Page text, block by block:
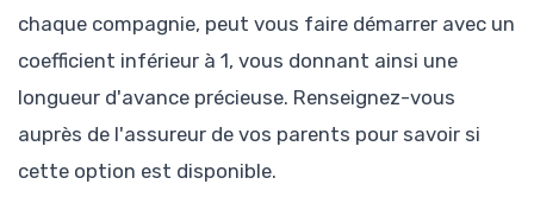
chaque compagnie, peut vous faire démarrer avec un
coefficient inférieur à 1, vous donnant ainsi une
longueur d'avance précieuse. Renseignez-vous
auprès de l'assureur de vos parents pour savoir si
cette option est disponible.